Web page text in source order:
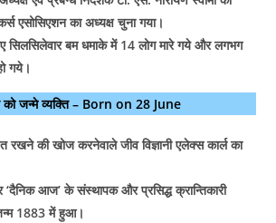
एसोसिएशन का अध्यक्ष चुना गया।
सिलसिलेवार बम धमाके में 14 लोग मारे गये और लगभग
गये।
जन्मे व्यक्ति – Born on 28 June
रखने की खोज करनेवाले जीव विज्ञानी एलेक्स कार्ल का
‘दैनिक आज’ के संस्थापक और प्रसिद्ध क्रान्तिकारी
1883 में हुआ।